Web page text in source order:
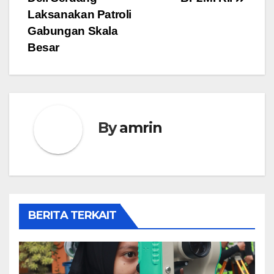
Laksanakan Patroli
Gabungan Skala
Besar
Byamrin
BERITA TERKAIT